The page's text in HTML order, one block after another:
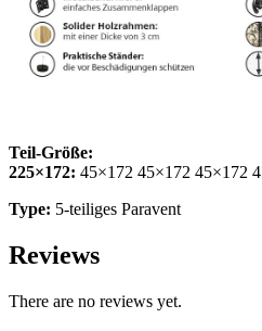
Teil-Größe:
225×172: 45×172 45×172 45×172
Type: 5-teiliges Paravent
Reviews
There are no reviews yet.